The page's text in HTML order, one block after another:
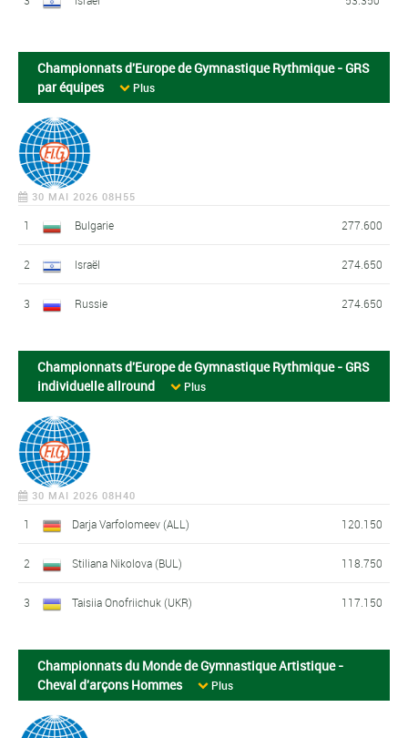
Championnats d'Europe de Gymnastique Rythmique - GRS
par équipes
Plus
30 MAI 2026 08H55
1 Bulgarie 277.600
2 Israël 274.650
3 Russie 274.650
Championnats d'Europe de Gymnastique Rythmique - GRS
individuelle allround
Plus
30 MAI 2026 08H40
1 Darja Varfolomeev (ALL) 120.150
2 Stiliana Nikolova (BUL) 118.750
3 Taisiia Onofriichuk (UKR) 117.150
Championnats du Monde de Gymnastique Artistique -
Cheval d'arçons Hommes
Plus